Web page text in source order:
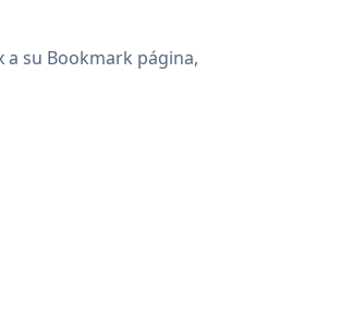
a su Bookmark página,